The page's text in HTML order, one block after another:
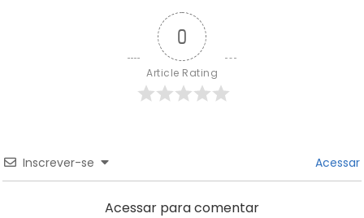
0
Article Rating
Inscrever-se Acessar
Acessar para comentar